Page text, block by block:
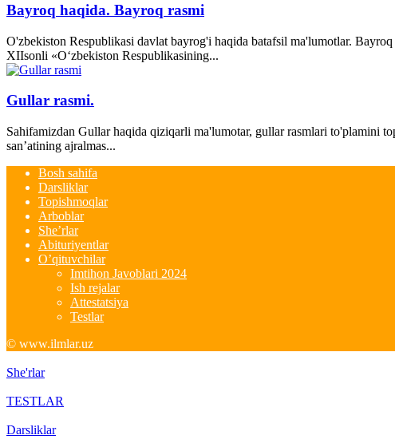
Bayroq haqida. Bayroq rasmi
O'zbekiston Respublikasi davlat bayrog'i haqida batafsil ma'lumotlar.
XII­sonli «O‘zbekiston Respublikasining...
Gullar rasmi.
Sahifamizdan Gullar haqida qiziqarli ma'lumotar, gullar rasmlari to'plamini
san’atining ajralmas...
Bosh sahifa
Darsliklar
Topishmoqlar
Arboblar
She’rlar
Abituriyentlar
O’qituvchilar
Imtihon Javoblari 2024
Ish rejalar
Attestatsiya
Testlar
© www.ilmlar.uz
She'rlar
TESTLAR
Darsliklar